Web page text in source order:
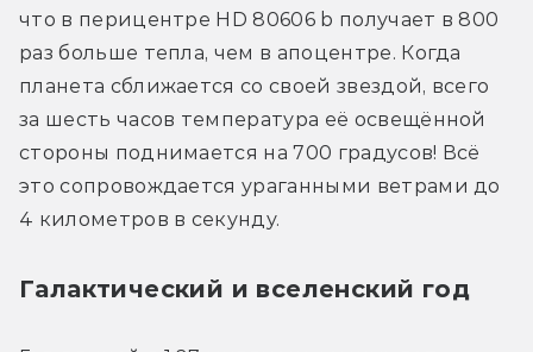
что в перицентре HD 80606 b получает в 800
раз больше тепла, чем в апоцентре. Когда
планета сближается со своей звездой, всего
за шесть часов температура её освещённой
стороны поднимается на 700 градусов! Всё
это сопровождается ураганными ветрами до
4 километров в секунду.
Галактический и вселенский год